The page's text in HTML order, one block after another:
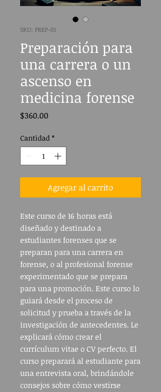
SKU: PREP-01
Preparación para
una carrera o un
ascenso en
medicina forense
$360.00Precio
Cantidad *
Agregar al carrito
Este curso de 16 horas está
diseñado y destinado a
estudiantes forenses que se
preparan para una carrera en
forense, o al profesional forense
experimentado que se prepara
para una promoción. Este curso lo
guiará desde el proceso de
solicitud y prueba a través de la
investigación de antecedentes. Le
explicará cómo crear el
currículum vitae o CV perfecto. El
curso preparará al estudiante para
una entrevista oral, brindándole
consejos sobre cómo vestirse